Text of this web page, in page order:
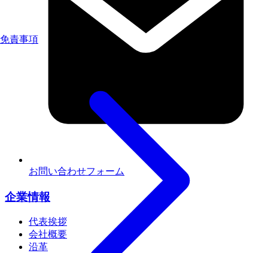
免責事項
お問い合わせフォーム
企業情報
代表挨拶
会社概要
沿革